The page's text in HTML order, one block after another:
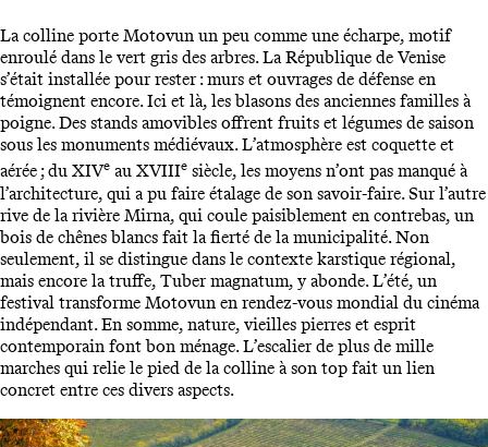
La colline porte Motovun un peu comme une écharpe, motif
enroulé dans le vert gris des arbres. La République de Venise
s’était installée pour rester : murs et ouvrages de défense en
témoignent encore. Ici et là, les blasons des anciennes familles à
poigne. Des stands amovibles offrent fruits et légumes de saison
sous les monuments médiévaux. L’atmosphère est coquette et
aérée ; du XIVe au XVIIIe siècle, les moyens n’ont pas manqué à
l’architecture, qui a pu faire étalage de son savoir-faire. Sur l’autre
rive de la rivière Mirna, qui coule paisiblement en contrebas, un
bois de chênes blancs fait la fierté de la municipalité. Non
seulement, il se distingue dans le contexte karstique régional,
mais encore la truffe, Tuber magnatum, y abonde. L’été, un
festival transforme Motovun en rendez-vous mondial du cinéma
indépendant. En somme, nature, vieilles pierres et esprit
contemporain font bon ménage. L’escalier de plus de mille
marches qui relie le pied de la colline à son top fait un lien
concret entre ces divers aspects.